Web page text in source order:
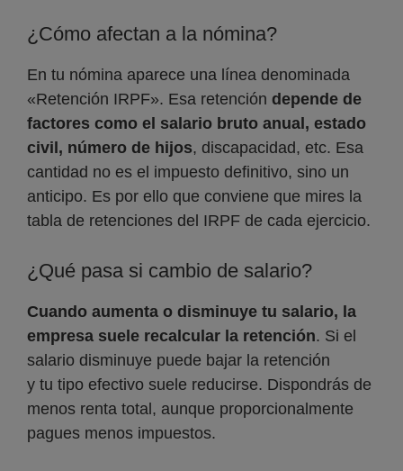
¿Cómo afectan a la nómina?
En tu nómina aparece una línea denominada
«Retención IRPF». Esa retención depende de
factores como el salario bruto anual, estado
civil, número de hijos, discapacidad, etc. Esa
cantidad no es el impuesto definitivo, sino un
anticipo. Es por ello que conviene que mires la
tabla de retenciones del IRPF de cada ejercicio.
¿Qué pasa si cambio de salario?
Cuando aumenta o disminuye tu salario, la
empresa suele recalcular la retención. Si el
salario disminuye puede bajar la retención
y tu tipo efectivo suele reducirse. Dispondrás de
menos renta total, aunque proporcionalmente
pagues menos impuestos.